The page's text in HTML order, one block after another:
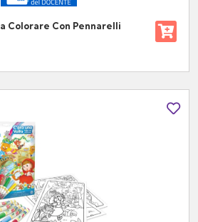
Colorare Con Pennarelli